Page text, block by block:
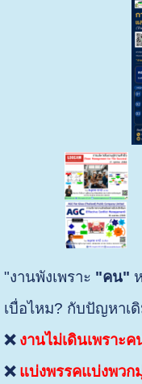
"งานพังเพราะ "คน"
เบื่อไหม? กับปัญหาเ
❌ งานไม่เดินเพราะ
❌ แบ่งพรรคแบ่งพวก